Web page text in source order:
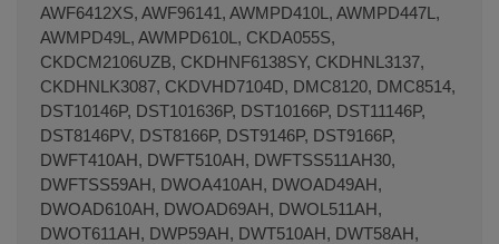
AWF6412XS, AWF96141, AWMPD410L, AWMPD447L,
AWMPD49L, AWMPD610L, CKDA055S,
CKDCM2106UZB, CKDHNF6138SY, CKDHNL3137,
CKDHNLK3087, CKDVHD7104D, DMC8120, DMC8514,
DST10146P, DST101636P, DST10166P, DST11146P,
DST8146PV, DST8166P, DST9146P, DST9166P,
DWFT410AH, DWFT510AH, DWFTSS511AH30,
DWFTSS59AH, DWOA410AH, DWOAD49AH,
DWOAD610AH, DWOAD69AH, DWOL511AH,
DWOT611AH, DWP59AH, DWT510AH, DWT58AH,